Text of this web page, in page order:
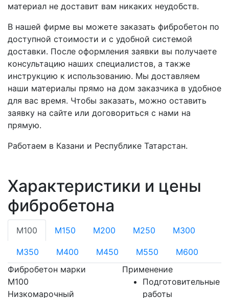
материал не доставит вам никаких неудобств.
В нашей фирме вы можете заказать фибробетон по
доступной стоимости и с удобной системой
доставки. После оформления заявки вы получаете
консультацию наших специалистов, а также
инструкцию к использованию. Мы доставляем
наши материалы прямо на дом заказчика в удобное
для вас время. Чтобы заказать, можно оставить
заявку на сайте или договориться с нами на
прямую.
Работаем в Казани и Республике Татарстан.
Характеристики и цены
фибробетона
М100 М150 М200 М250 М300
М350 М400 М450 М550
М600
Фибробетон марки
М100
Низкомарочный
Применение
Подготовительные
работы